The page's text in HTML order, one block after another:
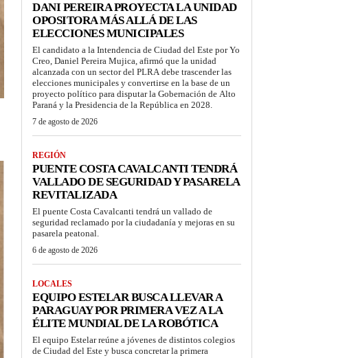
DANI PEREIRA PROYECTA LA UNIDAD
OPOSITORA MÁS ALLÁ DE LAS
ELECCIONES MUNICIPALES
El candidato a la Intendencia de Ciudad del Este por Yo
Creo, Daniel Pereira Mujica, afirmó que la unidad
alcanzada con un sector del PLRA debe trascender las
elecciones municipales y convertirse en la base de un
proyecto político para disputar la Gobernación de Alto
Paraná y la Presidencia de la República en 2028.
7 de agosto de 2026
REGIÓN
PUENTE COSTA CAVALCANTI TENDRÁ
VALLADO DE SEGURIDAD Y PASARELA
REVITALIZADA
El puente Costa Cavalcanti tendrá un vallado de
seguridad reclamado por la ciudadanía y mejoras en su
pasarela peatonal.
6 de agosto de 2026
LOCALES
EQUIPO ESTELAR BUSCA LLEVAR A
PARAGUAY POR PRIMERA VEZ A LA
ÉLITE MUNDIAL DE LA ROBÓTICA
El equipo Estelar reúne a jóvenes de distintos colegios
de Ciudad del Este y busca concretar la primera